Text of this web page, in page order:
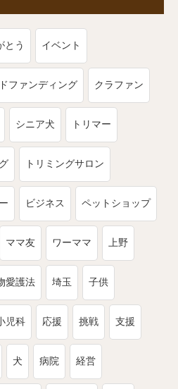
とう イベント
ファンディング クラファン
シニア犬 トリマー
トリミングサロン
ビジネス ペットショップ
ママ友 ワーママ 上野
愛護法 埼玉 子供
児科 応援 挑戦 支援
犬 病院 経営